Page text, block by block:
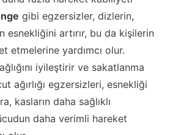
gibi egzersizler, dizlerin,
esnekliğini artırır, bu da kişilerin
etmelerine yardımcı olur.
iyileştirir ve sakatlanma
ağırlığı egzersizleri, esnekliği
kasların daha sağlıklı
daha verimli hareket